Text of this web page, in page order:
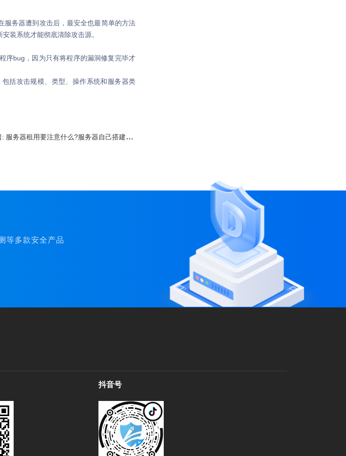
务器遭到攻击后，最安全也最简单的方法
装系统才能彻底清除攻击源。
bug，因为只有将程序的漏洞修复完毕才
括攻击规模、类型、操作系统和服务器类
: 服务器租用要注意什么?服务器自己搭建好还是租用好
等多款安全产品
抖音号